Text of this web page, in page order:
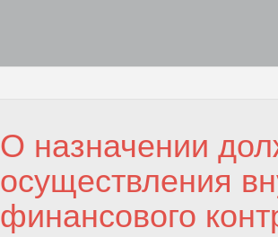
О назначении
осуществления
финансового